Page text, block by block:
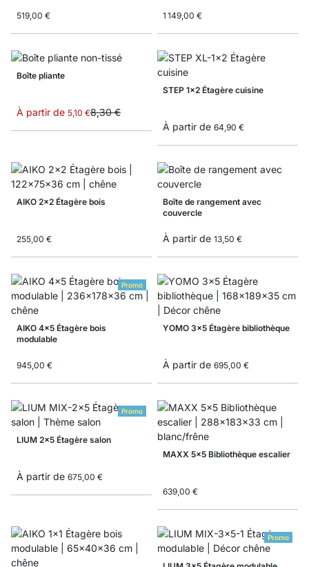
519,00 € 1 149,00 €
Boîte pliante
À partir de 5,10 €8,30 €
STEP 1x2 Étagère cuisine
À partir de 64,90 €
AIKO 2x2 Étagère bois
255,00 €
Boîte de rangement avec
couvercle
À partir de 13,50 €
Promo
AIKO 4x5 Étagère bois
modulable
945,00 €
YOMO 3x5 Étagère bibliothèque
À partir de 695,00 €
Promo
LIUM 2x5 Étagère salon
À partir de 675,00 €
MAXX 5x5 Bibliothèque escalier
639,00 €
Promo